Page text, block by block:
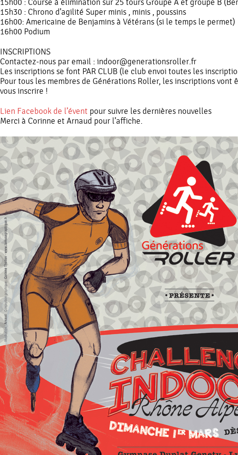
15h00 : Course à élimination sur 25 tours Groupe A et groupe B
15h30 : Chrono d’agilité Super minis , minis , poussins
16h00: Americaine de Benjamins à Vétérans (si le temps le permet)
16h00 Podium
INSCRIPTIONS
Contactez-nous par email : indoor@generationsroller.fr
Les inscriptions se font PAR CLUB (le club envoi toutes les
Pour tous les membres de Générations Roller, les inscriptions
vous inscrire !
Lien Facebook de l’évent pour suivre les dernières nouvelles
Merci à Corinne et Arnaud pour l’affiche.